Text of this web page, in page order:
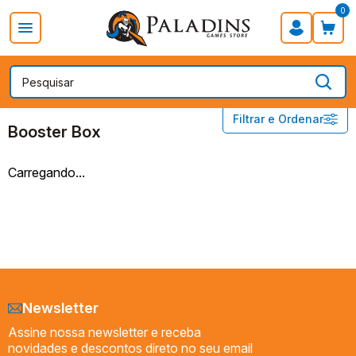
0
PROMOÇÃO DIA DOS PAIS Board Games Card Games
Filtrar e Ordenar
DISNEY LORCANA
Booster Box
Acessórios
Booster Box
Booster Box
Carregando...
Newsletter
Assine nossa newsletter e receba
novidades e descontos direto no seu email